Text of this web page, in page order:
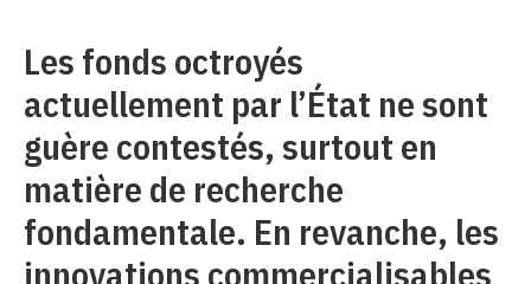
Les fonds octroyés
actuellement par l’État ne sont
guère contestés, surtout en
matière de recherche
fondamentale. En revanche, les
innovations commercialisables